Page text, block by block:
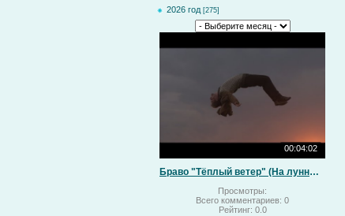
2026 год [275]
00:04:02
Браво "Тёплый ветер" (На лунный свет)
Просмотры:
Всего комментариев: 0
Рейтинг: 0.0